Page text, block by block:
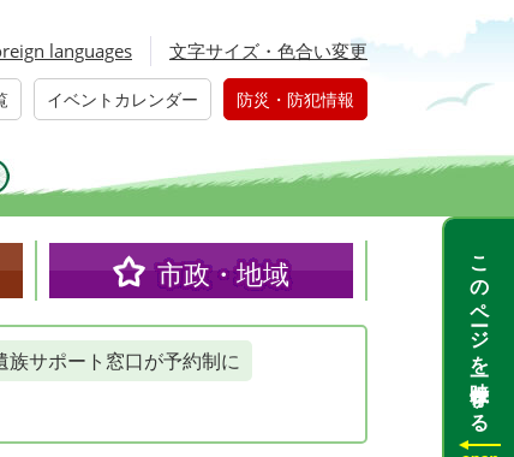
languages 文字サイズ・色合い変更
イベントカレンダー 防災・防犯情報
市政・地域
族サポート窓口が予約制に
このページを一時保存する